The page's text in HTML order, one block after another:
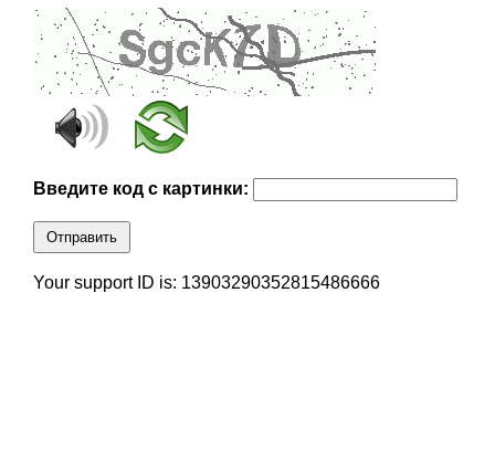
Введите код с картинки:
Отправить
Your support ID is: 13903290352815486666